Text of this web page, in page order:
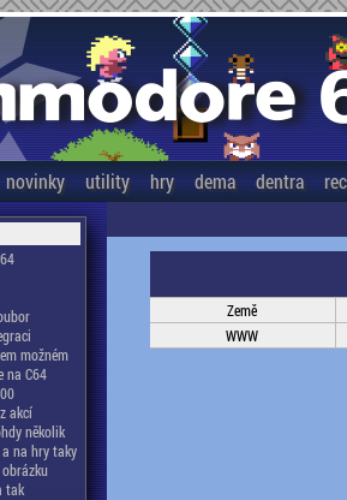
novinky utility hry dema dentra
možném
na C64
akcí
několik
na hry taky
tak
Země
WWW